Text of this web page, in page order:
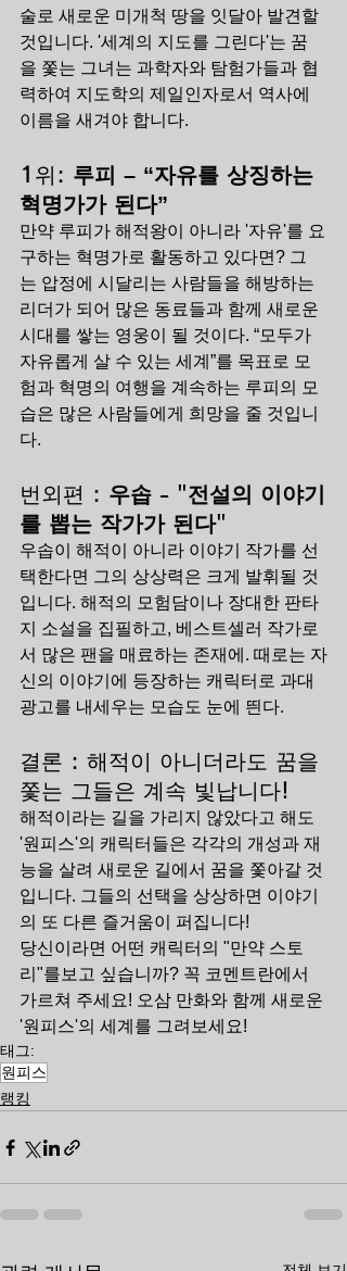
술로 새로운 미개척 땅을 잇달아 발견할
것입니다. '세계의 지도를 그린다'는 꿈
을 쫓는 그녀는 과학자와 탐험가들과 협
력하여 지도학의 제일인자로서 역사에
이름을 새겨야 합니다.
1위: 루피 – “자유를 상징하는
혁명가가 된다”
만약 루피가 해적왕이 아니라 '자유'를 요
구하는 혁명가로 활동하고 있다면? 그
는 압정에 시달리는 사람들을 해방하는
리더가 되어 많은 동료들과 함께 새로운
시대를 쌓는 영웅이 될 것이다. “모두가
자유롭게 살 수 있는 세계”를 목표로 모
험과 혁명의 여행을 계속하는 루피의 모
습은 많은 사람들에게 희망을 줄 것입니
다.
번외편 : 우솝 - "전설의 이야기
를 뽑는 작가가 된다"
우솝이 해적이 아니라 이야기 작가를 선
택한다면 그의 상상력은 크게 발휘될 것
입니다. 해적의 모험담이나 장대한 판타
지 소설을 집필하고, 베스트셀러 작가로
서 많은 팬을 매료하는 존재에. 때로는 자
신의 이야기에 등장하는 캐릭터로 과대
광고를 내세우는 모습도 눈에 띈다.
결론 : 해적이 아니더라도 꿈을
쫓는 그들은 계속 빛납니다!
해적이라는 길을 가리지 않았다고 해도
'원피스'의 캐릭터들은 각각의 개성과 재
능을 살려 새로운 길에서 꿈을 쫓아갈 것
입니다. 그들의 선택을 상상하면 이야기
의 또 다른 즐거움이 퍼집니다!
당신이라면 어떤 캐릭터의 "만약 스토
리"를보고 싶습니까? 꼭 코멘트란에서
가르쳐 주세요! 오삼 만화와 함께 새로운
'원피스'의 세계를 그려보세요!
태그:
원피스
랭킹